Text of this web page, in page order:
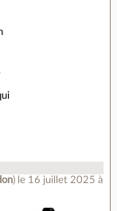
) le 16 juillet 2025 à